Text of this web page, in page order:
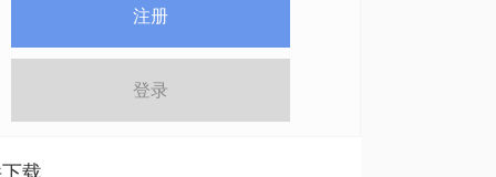
注册
登录
载